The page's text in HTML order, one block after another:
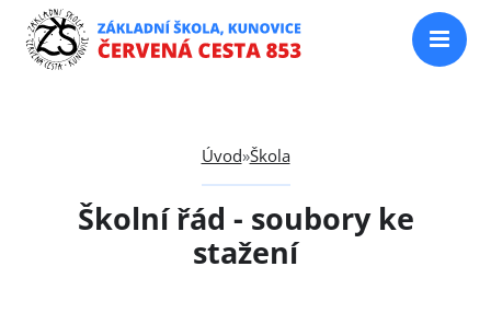
Úvod»Škola
Školní řád - soubory ke
stažení